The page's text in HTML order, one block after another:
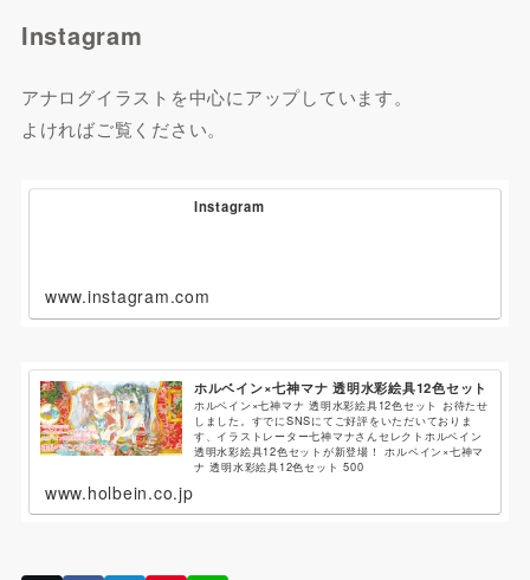
Instagram
アナログイラストを中心にアップしています。
よければご覧ください。
Instagram
www.instagram.com
ホルベイン×七神マナ 透明水彩絵具12色セット
ホルベイン×七神マナ 透明水彩絵具12色セット お待たせ
しました。すでにSNSにてご好評をいただいておりま
す、イラストレーター七神マナさんセレクトホルベイン
透明水彩絵具12色セットが新登場！ ホルベイン×七神マ
ナ 透明水彩絵具12色セット 500
www.holbein.co.jp